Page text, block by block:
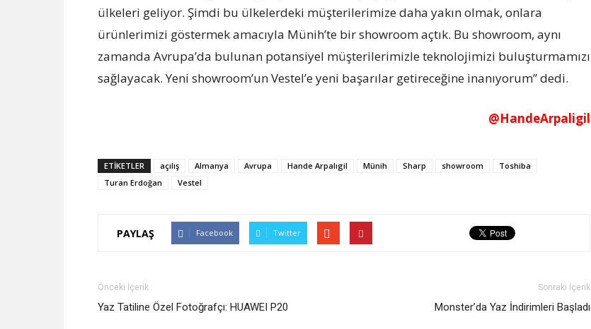
ülkeleri geliyor. Şimdi bu ülkelerdeki müşterilerimize daha yakın olmak, onlara
ürünlerimizi göstermek amacıyla Münih’te bir showroom açtık. Bu showroom, aynı
zamanda Avrupa’da bulunan potansiyel müşterilerimizle teknolojimizi buluşturmamızı
sağlayacak. Yeni showroom’un Vestel’e yeni başarılar getireceğine inanıyorum” dedi.
@HandeArpaligil
ETİKETLER açılış Almanya Avrupa Hande Arpalıgil Münih Sharp showroom
Toshiba
Turan Erdoğan
Vestel
PAYLAŞ Facebook Twitter
Önceki İçerik
Yaz Tatiline Özel Fotoğrafçı: HUAWEI P20
Sonraki İçerik
Monster’da Yaz İndirimleri Başladı